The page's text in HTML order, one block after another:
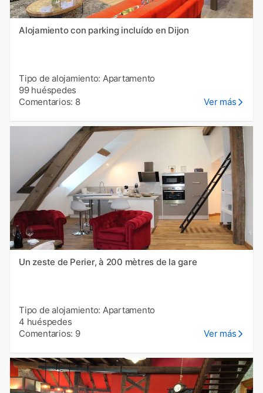
Alojamiento con parking incluído en Dijon
Tipo de alojamiento: Apartamento
99 huéspedes
Comentarios: 8
Ver más
Un zeste de Perier, à 200 mètres de la gare
Tipo de alojamiento: Apartamento
4 huéspedes
Comentarios: 9
Ver más